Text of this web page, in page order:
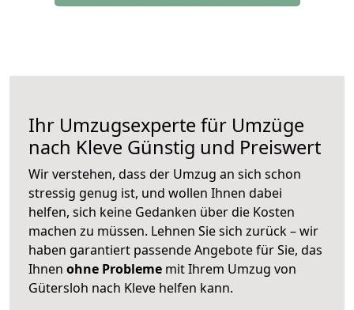
Ihr Umzugsexperte für Umzüge
nach Kleve Günstig und Preiswert
Wir verstehen, dass der Umzug an sich schon
stressig genug ist, und wollen Ihnen dabei
helfen, sich keine Gedanken über die Kosten
machen zu müssen. Lehnen Sie sich zurück – wir
haben garantiert passende Angebote für Sie, das
Ihnen ohne Probleme mit Ihrem Umzug von
Gütersloh nach Kleve helfen kann.